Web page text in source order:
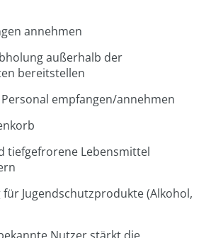
annehmen
außerhalb der
bereitstellen
empfangen/annehmen
tiefgefrorene Lebensmittel
Jugendschutzprodukte (Alkohol,